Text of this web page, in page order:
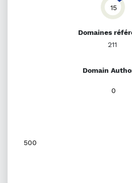
15
Domaines
211
Domain
0
500